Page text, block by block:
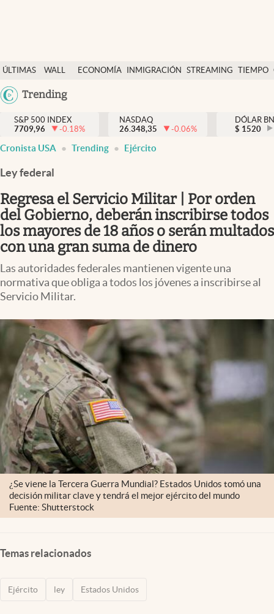
ÚLTIMAS
NOTICIAS
WALL
DÓLAR
ECONOMÍA INMIGRACIÓN STREAMING TIEMPO
México
Trending
Finanzas y economía
Wall Street y dólar
Inmigración
Espiritual
Streaming
Lifestyle
S&P 500 INDEX
7709,96
-0.18%
NASDAQ
26.348,35
-0.06%
DÓLAR
$ 1520
Cronista USA Trending Ejército
Ley federal
Regresa el Servicio Militar | Por orden
del Gobierno, deberán inscribirse todos
los mayores de 18 años o serán multados
con una gran suma de dinero
Las autoridades federales mantienen vigente una
normativa que obliga a todos los jóvenes a inscribirse al
Servicio Militar.
¿Se viene la Tercera Guerra Mundial? Estados Unidos tomó una
decisión militar clave y tendrá el mejor ejército del mundo
Fuente: Shutterstock
Temas relacionados
Ejército ley Estados Unidos